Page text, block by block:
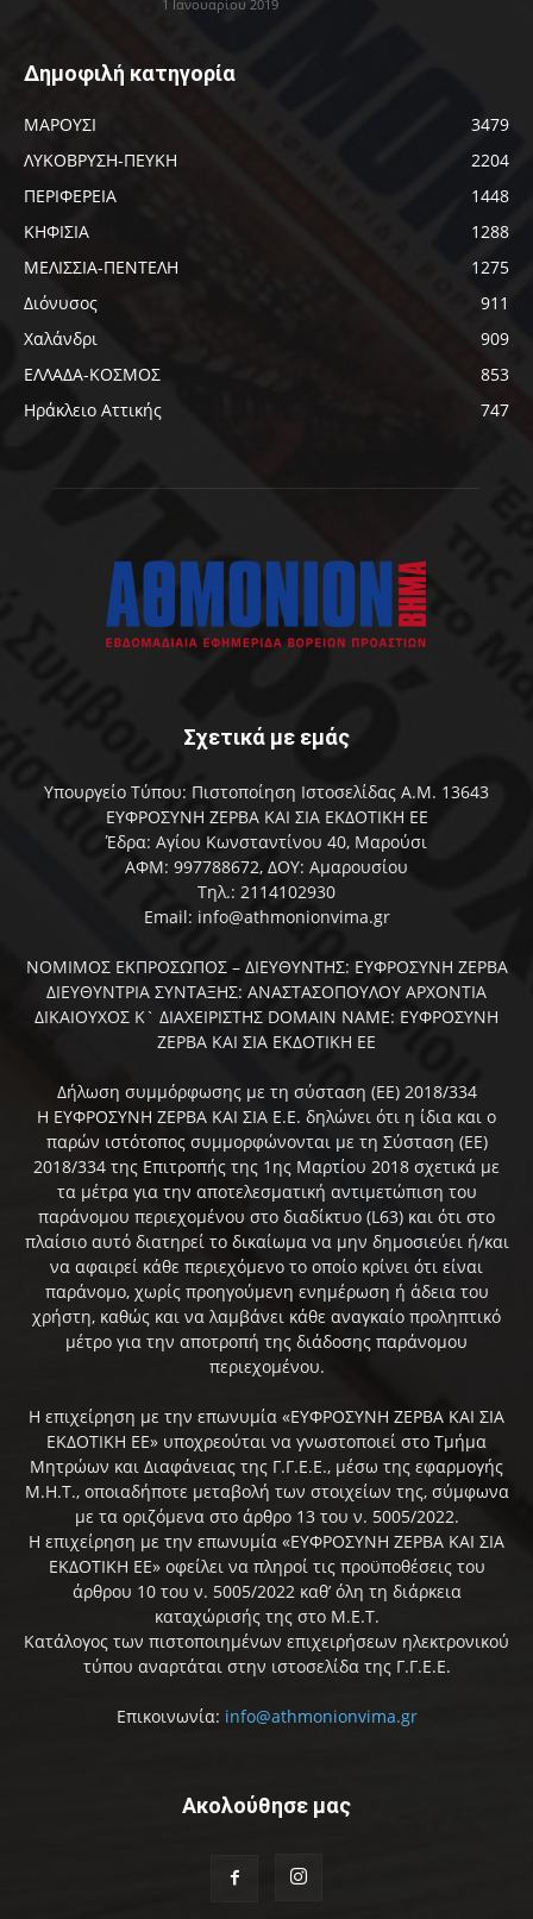
1 Ιανουαρίου 2019
Δημοφιλή κατηγορία
ΜΑΡΟΥΣΙ
3479
ΛΥΚΟΒΡΥΣΗ-ΠΕΥΚΗ
2204
ΠΕΡΙΦΕΡΕΙΑ
1448
ΚΗΦΙΣΙΑ
1288
ΜΕΛΙΣΣΙΑ-ΠΕΝΤΕΛΗ
1275
Διόνυσος
911
Χαλάνδρι
909
ΕΛΛΑΔΑ-ΚΟΣΜΟΣ
853
Ηράκλειο Αττικής
747
Σχετικά με εμάς
Υπουργείο Τύπου: Πιστοποίηση Ιστοσελίδας Α.Μ. 13643
ΕΥΦΡΟΣΥΝΗ ΖΕΡΒΑ ΚΑΙ ΣΙΑ ΕΚΔΟΤΙΚΗ ΕΕ
Έδρα: Αγίου Κωνσταντίνου 40, Μαρούσι
ΑΦΜ: 997788672, ΔΟΥ: Αμαρουσίου
Τηλ.: 2114102930
Email: info@athmonionvima.gr
ΝΟΜΙΜΟΣ ΕΚΠΡΟΣΩΠΟΣ – ΔΙΕΥΘΥΝΤΗΣ: ΕΥΦΡΟΣΥΝΗ ΖΕΡΒΑ
ΔΙΕΥΘΥΝΤΡΙΑ ΣΥΝΤΑΞΗΣ: ΑΝΑΣΤΑΣΟΠΟΥΛΟΥ ΑΡΧΟΝΤΙΑ
ΔΙΚΑΙΟΥΧΟΣ Κ` ΔΙΑΧΕΙΡΙΣΤΗΣ DOMAIN NAME: ΕΥΦΡΟΣΥΝΗ
ΖΕΡΒΑ ΚΑΙ ΣΙΑ ΕΚΔΟΤΙΚΗ ΕΕ
Δήλωση συμμόρφωσης με τη σύσταση (ΕΕ) 2018/334
Η ΕΥΦΡΟΣΥΝΗ ΖΕΡΒΑ ΚΑΙ ΣΙΑ Ε.Ε. δηλώνει ότι η ίδια και ο
παρών ιστότοπος συμμορφώνονται με τη Σύσταση (ΕΕ)
2018/334 της Επιτροπής της 1ης Μαρτίου 2018 σχετικά με
τα μέτρα για την αποτελεσματική αντιμετώπιση του
παράνομου περιεχομένου στο διαδίκτυο (L63) και ότι στο
πλαίσιο αυτό διατηρεί το δικαίωμα να μην δημοσιεύει ή/και
να αφαιρεί κάθε περιεχόμενο το οποίο κρίνει ότι είναι
παράνομο, χωρίς προηγούμενη ενημέρωση ή άδεια του
χρήστη, καθώς και να λαμβάνει κάθε αναγκαίο προληπτικό
μέτρο για την αποτροπή της διάδοσης παράνομου
περιεχομένου.
Η επιχείρηση με την επωνυμία «ΕΥΦΡΟΣΥΝΗ ΖΕΡΒΑ ΚΑΙ ΣΙΑ
ΕΚΔΟΤΙΚΗ ΕΕ» υποχρεούται να γνωστοποιεί στο Τμήμα
Μητρώων και Διαφάνειας της Γ.Γ.Ε.Ε., μέσω της εφαρμογής
Μ.Η.Τ., οποιαδήποτε μεταβολή των στοιχείων της, σύμφωνα
με τα οριζόμενα στο άρθρο 13 του ν. 5005/2022.
Η επιχείρηση με την επωνυμία «ΕΥΦΡΟΣΥΝΗ ΖΕΡΒΑ ΚΑΙ ΣΙΑ
ΕΚΔΟΤΙΚΗ ΕΕ» οφείλει να πληροί τις προϋποθέσεις του
άρθρου 10 του ν. 5005/2022 καθ’ όλη τη διάρκεια
καταχώρισής της στο Μ.Ε.Τ.
Κατάλογος των πιστοποιημένων επιχειρήσεων ηλεκτρονικού
τύπου αναρτάται στην ιστοσελίδα της Γ.Γ.Ε.Ε.
Επικοινωνία: info@athmonionvima.gr
Ακολούθησε μας